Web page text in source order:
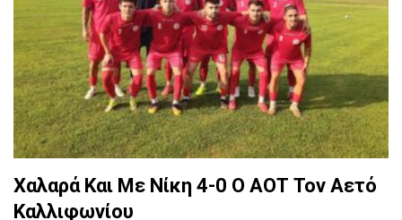
Χαλαρά Και Με Νίκη 4-0 Ο ΑΟΤ Τον Αετό
Καλλιφωνίου